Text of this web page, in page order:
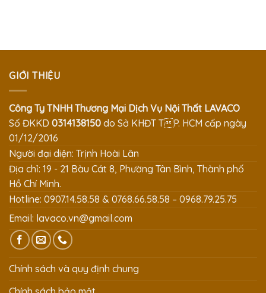
GIỚI THIỆU
Công Ty TNHH Thương Mại Dịch Vụ Nội Thất LAVACO
Số ĐKKD 0314138150 do Sở KHĐT TP. HCM cấp ngày
01/12/2016
Người đại diện: Trịnh Hoài Lân
Địa chỉ: 19 - 21 Bàu Cát 8, Phường Tân Bình, Thành phố
Hồ Chí Minh.
Hotline: 0907.14.58.58 & 0768.66.58.58 – 0968.79.25.75
Email: lavaco.vn@gmail.com
Chính sách và quy định chung